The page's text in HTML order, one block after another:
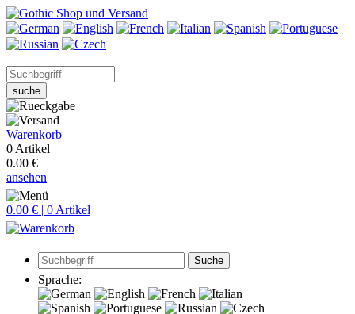
suche
Warenkorb
0 Artikel
0.00 €
ansehen
0.00 € | 0 Artikel
Suche
Sprache: